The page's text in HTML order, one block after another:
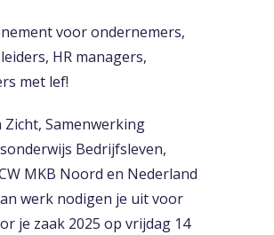
voor ondernemers,
HR managers,
met lef!
Zicht, Samenwerking
Bedrijfsleven,
MKB Noord en Nederland
werk nodigen je uit voor
je zaak 2025 op vrijdag 14